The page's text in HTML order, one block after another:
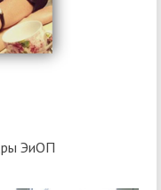
ЭиОП